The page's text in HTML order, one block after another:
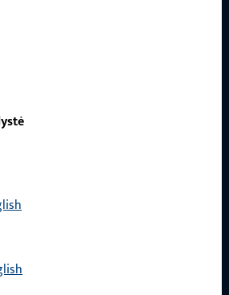
mielai padės Jums visais
produktais, taikymu ir projektais.